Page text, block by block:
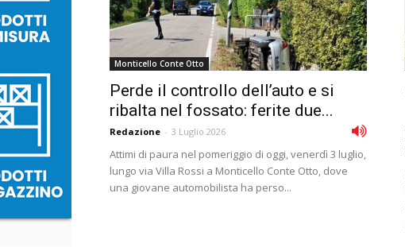
Monticello Conte Otto
Perde il controllo dell’auto e si
ribalta nel fossato: ferite due...
Redazione - 3 Luglio 2026
Attimi di paura nel pomeriggio di oggi, venerdì 3 luglio,
lungo via Villa Rossi a Monticello Conte Otto, dove
una giovane automobilista ha perso...